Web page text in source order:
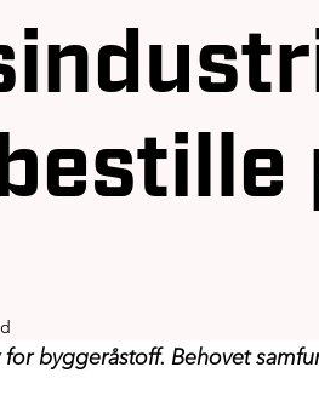
byggeråstoff. Behovet